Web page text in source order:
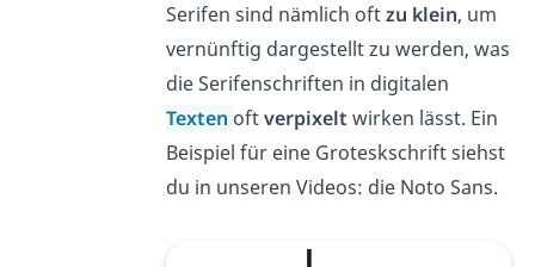
Serifen sind nämlich oftzu klein, um
vernünftig dargestellt zu werden, was
die Serifenschriften in digitalen
Texten oftverpixelt wirken lässt. Ein
Beispiel für eine Groteskschrift siehst
du in unseren Videos: die Noto Sans.